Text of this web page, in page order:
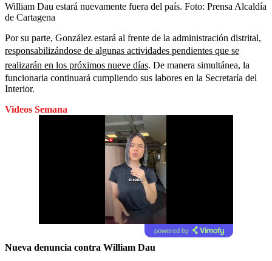
William Dau estará nuevamente fuera del país. Foto: Prensa Alcaldía
de Cartagena
Por su parte, González estará al frente de la administración distrital,
responsabilizándose de algunas actividades pendientes que se
realizarán en los próximos nueve días. De manera simultánea, la
funcionaria continuará cumpliendo sus labores en la Secretaría del
Interior.
Videos Semana
powered by
Nueva denuncia contra William Dau